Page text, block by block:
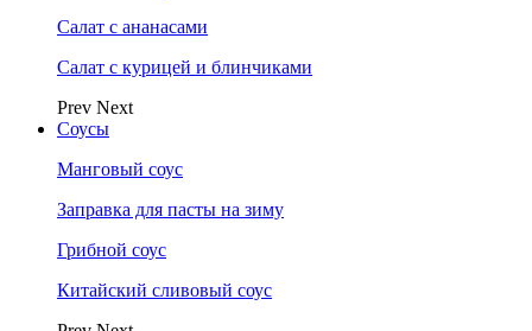
Салат с ананасами
Салат с курицей и блинчиками
Prev Next
Соусы
Манговый соус
Заправка для пасты на зиму
Грибной соус
Китайский сливовый соус